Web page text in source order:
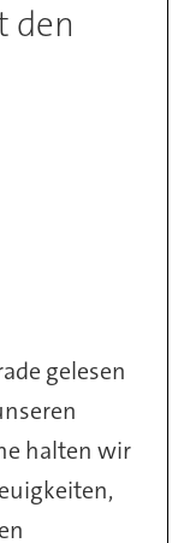
den
gelesen
halten wir